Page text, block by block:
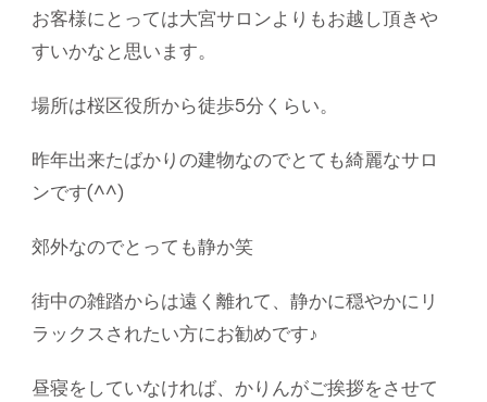
お客様にとっては大宮サロンよりもお越し頂きや
すいかなと思います。
場所は桜区役所から徒歩5分くらい。
昨年出来たばかりの建物なのでとても綺麗なサロ
ンです(^^)
郊外なのでとっても静か笑
街中の雑踏からは遠く離れて、静かに穏やかにリ
ラックスされたい方にお勧めです♪
昼寝をしていなければ、かりんがご挨拶をさせて